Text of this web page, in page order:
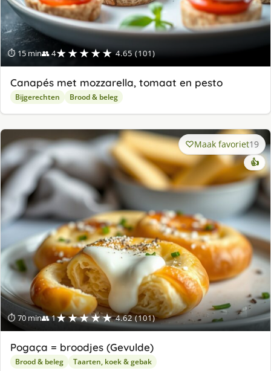
⏱ 15 min👥 4★★★★★ 4.65 (101)
Canapés met mozzarella, tomaat en pesto
Bijgerechten Brood & beleg
⏱ 70 min👥 1★★★★★ 4.62 (101)
Maak favoriet19
👍
Pogaça = broodjes (Gevulde)
Brood & beleg Taarten, koek & gebak